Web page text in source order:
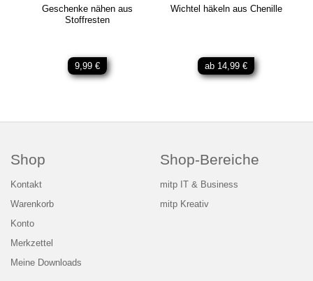
Geschenke nähen aus
Stoffresten
9,99 €
Wichtel häkeln aus Chenille
ab 14,99 €
Shop
Kontakt
Warenkorb
Konto
Merkzettel
Meine Downloads
Shop-Bereiche
mitp IT & Business
mitp Kreativ